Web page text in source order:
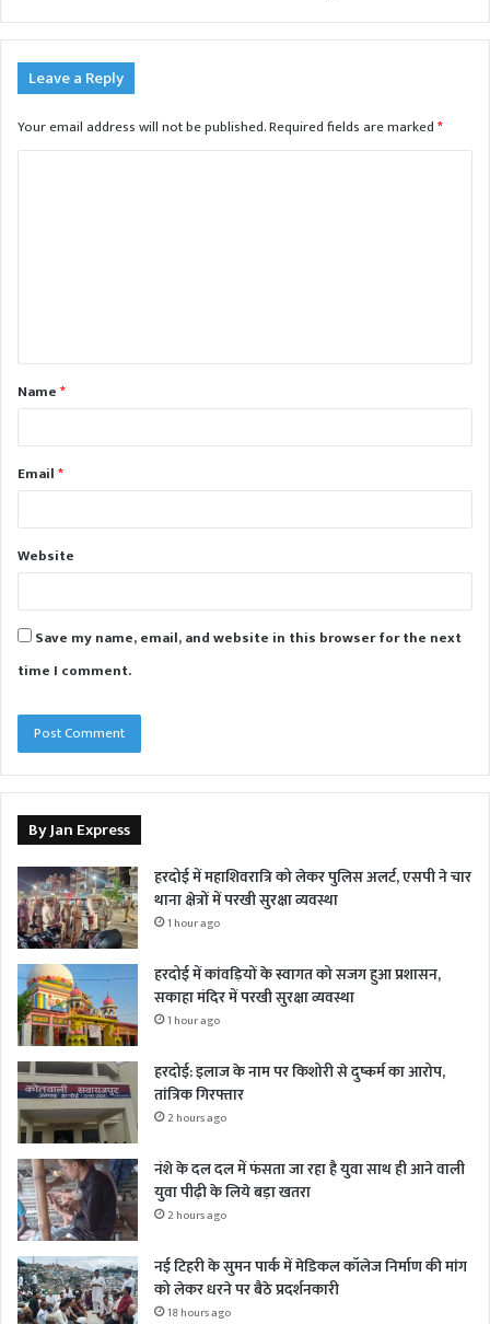
Leave a Reply
Your email address will not be published.Required fields are marked*
t
*Name*
Email*
Website
Save my name, email, and website in this browser for the next
time I comment.
By Jan Express
हरदोई में महाशिवरात्रि को लेकर पुलिस अलर्ट, एसपी ने चार
थाना क्षेत्रों में परखी सुरक्षा व्यवस्था
1 hour ago
हरदोई में कांवड़ियों के स्वागत को सजग हुआ प्रशासन,
सकाहा मंदिर में परखी सुरक्षा व्यवस्था
1 hour ago
हरदोई: इलाज के नाम पर किशोरी से दुष्कर्म का आरोप,
तांत्रिक गिरफ्तार
2 hours ago
नंशे के दल दल में फंसता जा रहा है युवा साथ ही आने वाली
युवा पीढ़ी के लिये बड़ा खतरा
2 hours ago
नई टिहरी के सुमन पार्क में मेडिकल कॉलेज निर्माण की मांग
को लेकर धरने पर बैठे प्रदर्शनकारी
18 hours ago